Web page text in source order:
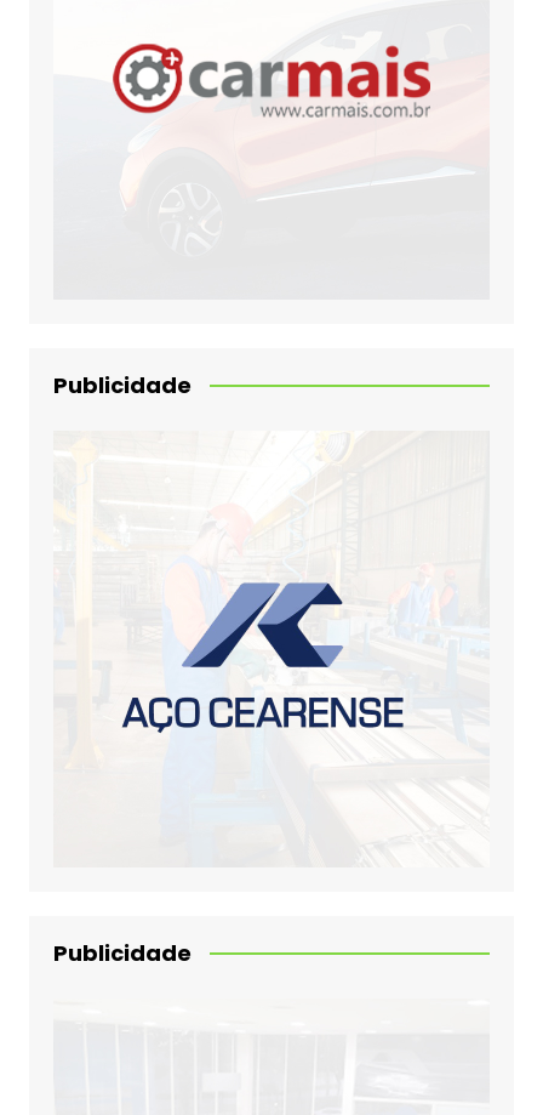
Publicidade
Publicidade